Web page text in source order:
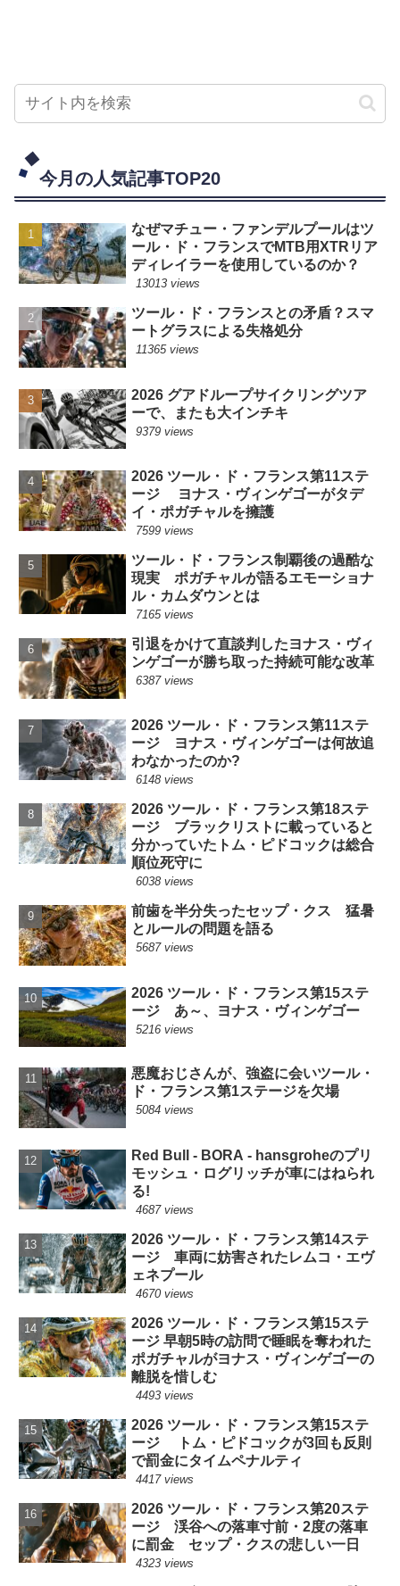
今月の人気記事TOP20
なぜマチュー・ファンデルプールはツ
ール・ド・フランスでMTB用XTRリア
ディレイラーを使用しているのか？
13013 views
ツール・ド・フランスとの矛盾？スマ
ートグラスによる失格処分
11365 views
2026 グアドループサイクリングツア
ーで、またも大インチキ
9379 views
2026 ツール・ド・フランス第11ステ
ージ ヨナス・ヴィンゲゴーがタデ
イ・ポガチャルを擁護
7599 views
ツール・ド・フランス制覇後の過酷な
現実 ポガチャルが語るエモーショナ
ル・カムダウンとは
7165 views
引退をかけて直談判したヨナス・ヴィ
ンゲゴーが勝ち取った持続可能な改革
6387 views
2026 ツール・ド・フランス第11ステ
ージ ヨナス・ヴィンゲゴーは何故追
わなかったのか?
6148 views
2026 ツール・ド・フランス第18ステ
ージ ブラックリストに載っていると
分かっていたトム・ピドコックは総合
順位死守に
6038 views
前歯を半分失ったセップ・クス 猛暑
とルールの問題を語る
5687 views
2026 ツール・ド・フランス第15ステ
ージ あ～、ヨナス・ヴィンゲゴー
5216 views
悪魔おじさんが、強盗に会いツール・
ド・フランス第1ステージを欠場
5084 views
Red Bull - BORA - hansgroheのプリ
モッシュ・ログリッチが車にはねられ
る!
4687 views
2026 ツール・ド・フランス第14ステ
ージ 車両に妨害されたレムコ・エヴ
ェネプール
4670 views
2026 ツール・ド・フランス第15ステ
ージ 早朝5時の訪問で睡眠を奪われた
ポガチャルがヨナス・ヴィンゲゴーの
離脱を惜しむ
4493 views
2026 ツール・ド・フランス第15ステ
ージ トム・ピドコックが3回も反則
で罰金にタイムペナルティ
4417 views
2026 ツール・ド・フランス第20ステ
ージ 渓谷への落車寸前・2度の落車
に罰金 セップ・クスの悲しい一日
4323 views